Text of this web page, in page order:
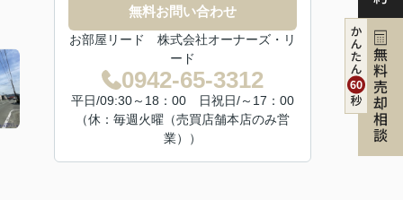
無料売却相談
無料お問い合わせ
お部屋リード 株式会社オーナーズ・リ
ード
0942-65-3312
平日/09:30～18：00 日祝日/～17：00
（休：毎週火曜（売買店舗本店のみ営
業））